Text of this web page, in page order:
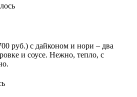
руб.) с дайконом и нори – два
и соусе. Нежно, тепло, с